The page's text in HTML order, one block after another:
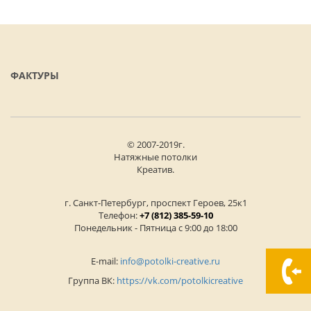
ФАКТУРЫ
© 2007-2019г.
Натяжные потолки
Креатив.
г. Санкт-Петербург, проспект Героев, 25к1
Телефон:+7 (812) 385-59-10
Понедельник - Пятница с 9:00 до 18:00
E-mail: info@potolki-creative.ru
Группа ВК: https://vk.com/potolkicreative